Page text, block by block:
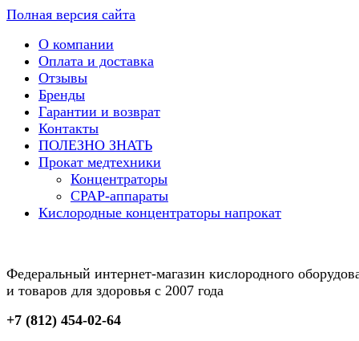
Полная версия сайта
О компании
Оплата и доставка
Отзывы
Бренды
Гарантии и возврат
Контакты
ПОЛЕЗНО ЗНАТЬ
Прокат медтехники
Концентраторы
CPAP-аппараты
Кислородные концентраторы напрокат
Федеральный интернет-магазин кислородного
и товаров для здоровья с 2007 года
+7 (812) 454-02-64